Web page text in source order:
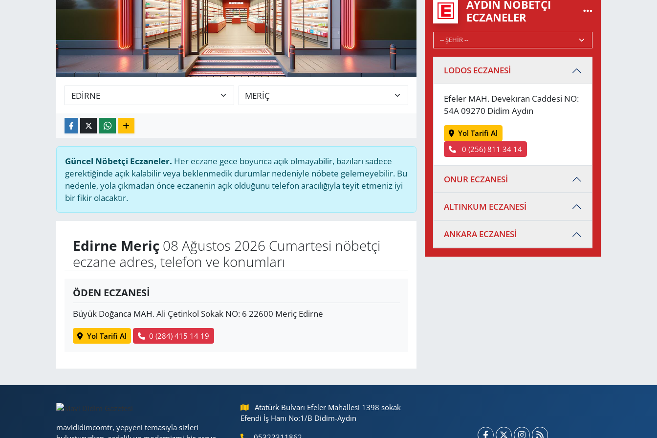
Güncel Nöbetçi Eczaneler. Her eczane gece boyunca açık olmayabilir, bazıları sadece
gerektiğinde açık kalabilir veya beklenmedik durumlar nedeniyle nöbete gelemeyebilir. Bu
nedenle, yola çıkmadan önce eczanenin açık olduğunu telefon aracılığıyla teyit etmeniz iyi
bir fikir olacaktır.
Edirne Meriç08 Ağustos 2026 Cumartesi nöbetçi
eczane adres, telefon ve konumları
ÖDEN ECZANESİ
Büyük Doğanca MAH. Ali Çetinkol Sokak NO: 6 22600 Meriç Edirne
Yol Tarifi Al 0 (284) 415 14 19
AYDIN NÖBETÇI
ECZANELER
LODOS ECZANESİ
Efeler MAH. Devekıran Caddesi NO:
54A 09270 Didim Aydın
Yol Tarifi Al
0 (256) 811 34 14
ONUR ECZANESİ
ALTINKUM ECZANESİ
ANKARA ECZANESİ
mavididimcomtr, yepyeni temasıyla sizleri
Atatürk Bulvarı Efeler Mahallesi 1398 sokak
Efendi İş Hanı No:1/B Didim-Aydın
HABERDE İNSAN
KÜLTÜR SANAT
POLİTİKA